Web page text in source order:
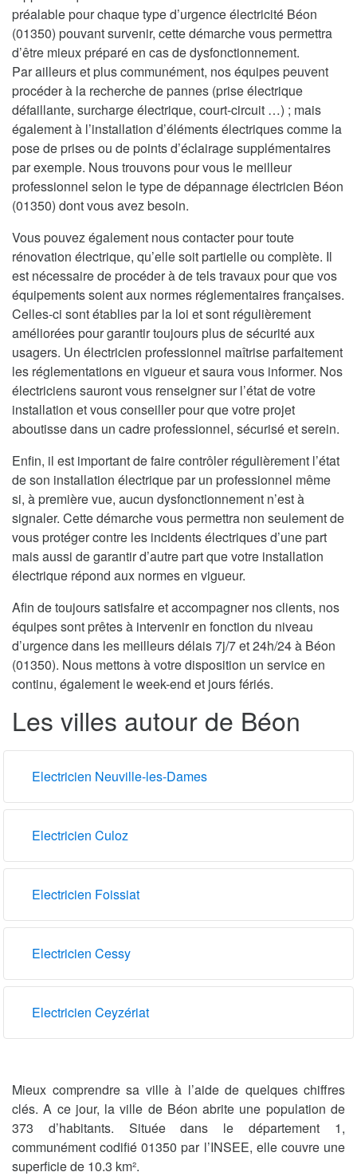
préalable pour chaque type d’urgence électricité Béon
(01350) pouvant survenir, cette démarche vous permettra
d’être mieux préparé en cas de dysfonctionnement.
Par ailleurs et plus communément, nos équipes peuvent
procéder à la recherche de pannes (prise électrique
défaillante, surcharge électrique, court-circuit …) ; mais
également à l’installation d’éléments électriques comme la
pose de prises ou de points d’éclairage supplémentaires
par exemple. Nous trouvons pour vous le meilleur
professionnel selon le type de dépannage électricien Béon
(01350) dont vous avez besoin.
Vous pouvez également nous contacter pour toute
rénovation électrique, qu’elle soit partielle ou complète. Il
est nécessaire de procéder à de tels travaux pour que vos
équipements soient aux normes réglementaires françaises.
Celles-ci sont établies par la loi et sont régulièrement
améliorées pour garantir toujours plus de sécurité aux
usagers. Un électricien professionnel maîtrise parfaitement
les réglementations en vigueur et saura vous informer. Nos
électriciens sauront vous renseigner sur l’état de votre
installation et vous conseiller pour que votre projet
aboutisse dans un cadre professionnel, sécurisé et serein.
Enfin, il est important de faire contrôler régulièrement l’état
de son installation électrique par un professionnel même
si, à première vue, aucun dysfonctionnement n’est à
signaler. Cette démarche vous permettra non seulement de
vous protéger contre les incidents électriques d’une part
mais aussi de garantir d’autre part que votre installation
électrique répond aux normes en vigueur.
Afin de toujours satisfaire et accompagner nos clients, nos
équipes sont prêtes à intervenir en fonction du niveau
d’urgence dans les meilleurs délais 7j/7 et 24h/24 à Béon
(01350). Nous mettons à votre disposition un service en
continu, également le week-end et jours fériés.
Les villes autour de Béon
Electricien Neuville-les-Dames
Electricien Culoz
Electricien Foissiat
Electricien Cessy
Electricien Ceyzériat
Mieux comprendre sa ville à l’aide de quelques chiffres
clés. A ce jour, la ville de Béon abrite une population de
373 d’habitants. Située dans le département 1,
communément codifié 01350 par l’INSEE, elle couvre une
superficie de 10.3 km².